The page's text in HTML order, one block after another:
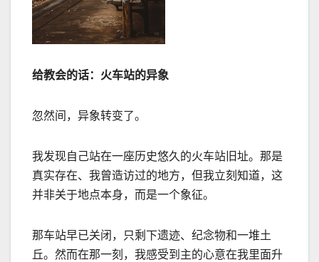
给教会的话：火车站的异象
忽然间，异象转变了。
我发现自己站在一座历史悠久的火车站旧址。那是
真实存在、我曾造访过的地方，但我立刻知道，这
并非关于地点本身，而是一个象征。
那车站早已关闭，只剩下遗迹、纪念物和一堆土
丘。然而在那一刻，我感受到主的心意在我里面升